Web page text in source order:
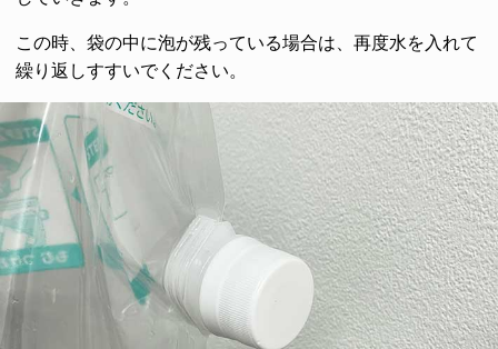
この時、袋の中に泡が残っている場合は、再度水を入れて
繰り返しすすいでください。